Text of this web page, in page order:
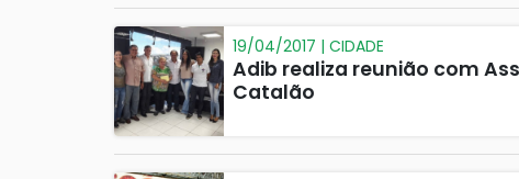
19/04/2017 | CIDADE
Adib realiza reunião com
Catalão